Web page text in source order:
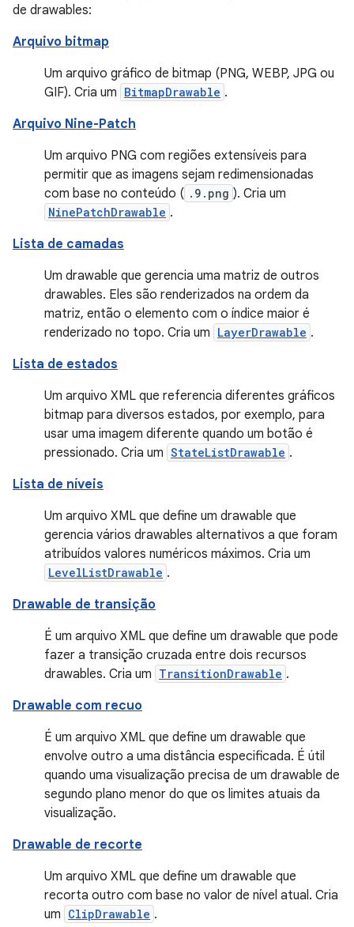
de drawables:
Arquivo bitmap
Um arquivo gráfico de bitmap (PNG, WEBP, JPG ou
GIF). Cria um BitmapDrawable .
Arquivo Nine-Patch
Um arquivo PNG com regiões extensíveis para
permitir que as imagens sejam redimensionadas
com base no conteúdo ( .9.png ). Cria um
NinePatchDrawable .
Lista de camadas
Um drawable que gerencia uma matriz de outros
drawables. Eles são renderizados na ordem da
matriz, então o elemento com o índice maior é
renderizado no topo. Cria um LayerDrawable .
Lista de estados
Um arquivo XML que referencia diferentes gráficos
bitmap para diversos estados, por exemplo, para
usar uma imagem diferente quando um botão é
pressionado. Cria um StateListDrawable .
Lista de níveis
Um arquivo XML que define um drawable que
gerencia vários drawables alternativos a que foram
atribuídos valores numéricos máximos. Cria um
LevelListDrawable .
Drawable de transição
É um arquivo XML que define um drawable que pode
fazer a transição cruzada entre dois recursos
drawables. Cria um TransitionDrawable .
Drawable com recuo
É um arquivo XML que define um drawable que
envolve outro a uma distância especificada. É útil
quando uma visualização precisa de um drawable de
segundo plano menor do que os limites atuais da
visualização.
Drawable de recorte
Um arquivo XML que define um drawable que
recorta outro com base no valor de nível atual. Cria
um ClipDrawable .